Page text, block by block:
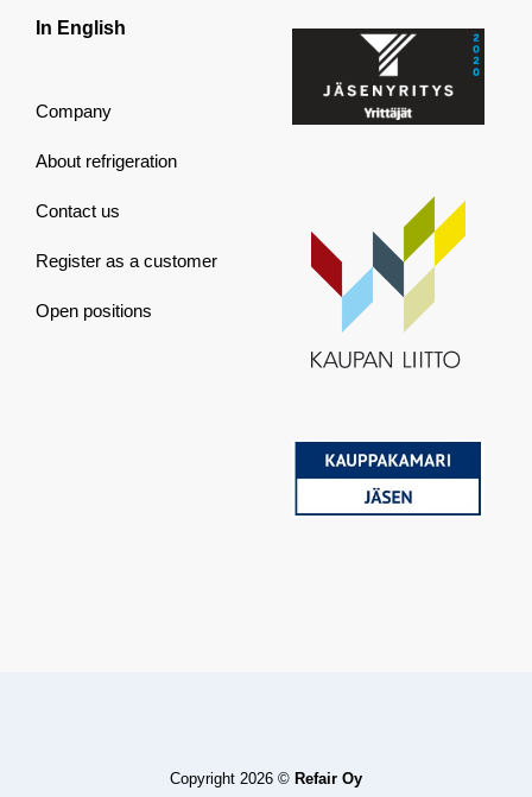
In English
Company
About refrigeration
Contact us
Register as a customer
Open positions
Copyright 2026 © Refair Oy